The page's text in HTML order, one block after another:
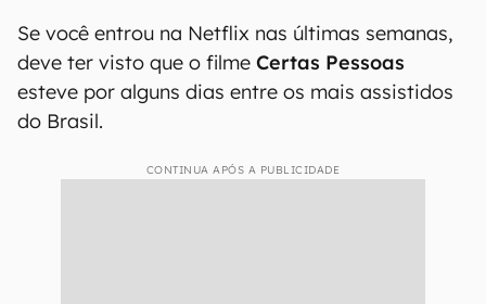
Se você entrou na Netflix nas últimas semanas,
deve ter visto que o filme Certas Pessoas
esteve por alguns dias entre os mais assistidos
do Brasil.
CONTINUA APÓS A PUBLICIDADE